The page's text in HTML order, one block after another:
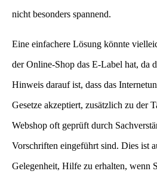
nicht besonders spannend.
Eine einfachere Lösung könnte
der Online-Shop das E-Label hat, da
Hinweis darauf ist, dass das
Gesetze akzeptiert, zusätzlich zu der
Webshop oft geprüft durch
Vorschriften eingeführt sind. Dies ist
Gelegenheit, Hilfe zu erhalten, wenn